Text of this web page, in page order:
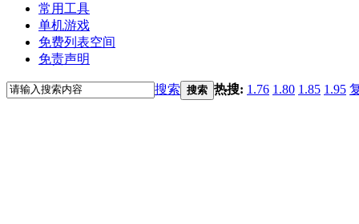
常用工具
单机游戏
免费列表空间
免责声明
搜索 搜索 热搜: 1.76 1.80 1.85 1.95